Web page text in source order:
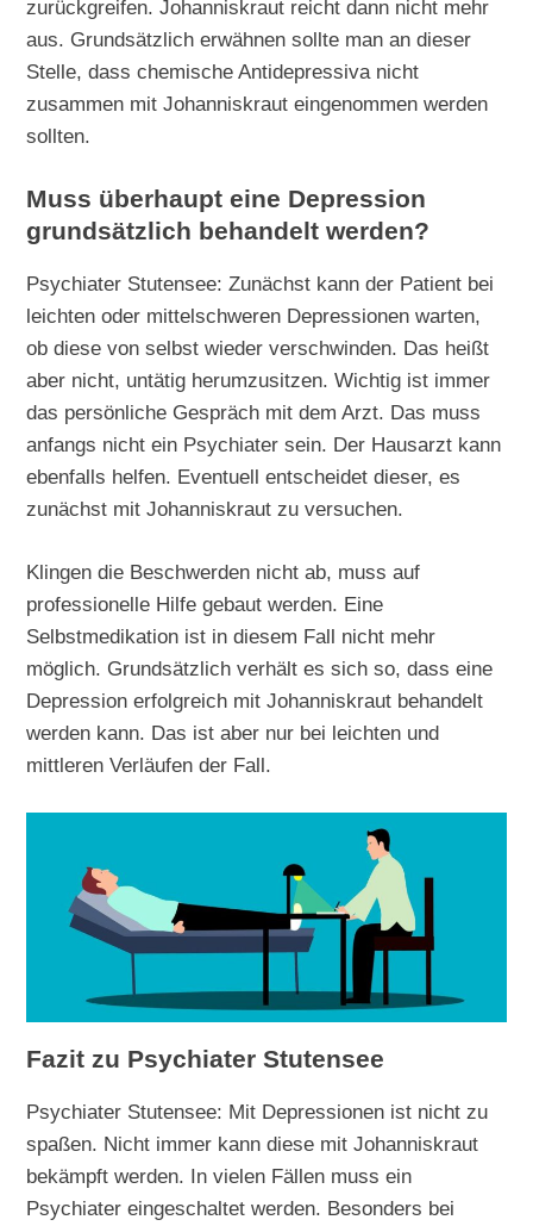
zurückgreifen. Johanniskraut reicht dann nicht mehr
aus. Grundsätzlich erwähnen sollte man an dieser
Stelle, dass chemische Antidepressiva nicht
zusammen mit Johanniskraut eingenommen werden
sollten.
Muss überhaupt eine Depression
grundsätzlich behandelt werden?
Psychiater Stutensee: Zunächst kann der Patient bei
leichten oder mittelschweren Depressionen warten,
ob diese von selbst wieder verschwinden. Das heißt
aber nicht, untätig herumzusitzen. Wichtig ist immer
das persönliche Gespräch mit dem Arzt. Das muss
anfangs nicht ein Psychiater sein. Der Hausarzt kann
ebenfalls helfen. Eventuell entscheidet dieser, es
zunächst mit Johanniskraut zu versuchen.
Klingen die Beschwerden nicht ab, muss auf
professionelle Hilfe gebaut werden. Eine
Selbstmedikation ist in diesem Fall nicht mehr
möglich. Grundsätzlich verhält es sich so, dass eine
Depression erfolgreich mit Johanniskraut behandelt
werden kann. Das ist aber nur bei leichten und
mittleren Verläufen der Fall.
Fazit zu Psychiater Stutensee
Psychiater Stutensee: Mit Depressionen ist nicht zu
spaßen. Nicht immer kann diese mit Johanniskraut
bekämpft werden. In vielen Fällen muss ein
Psychiater eingeschaltet werden. Besonders bei